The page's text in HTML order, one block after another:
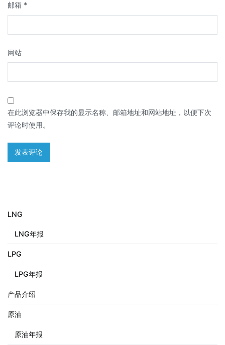
邮箱 *
网站
在此浏览器中保存我的显示名称、邮箱地址和网站地址，以便下次
评论时使用。
LNG
LNG年报
LPG
LPG年报
产品介绍
原油
原油年报